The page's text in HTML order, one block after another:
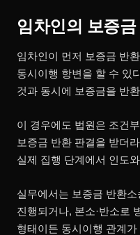
임차인의 보증금
임차인이 먼저 보증금 반
동시이행 항변을 할 수 있
것과 동시에 보증금을 반
이 경우에도 법원은 조건
보증금 반환 판결을 받더
실제 집행 단계에서 인도
실무에서는 보증금 반환
진행되거나, 본소·반소로
형태이든 동시이행 관계